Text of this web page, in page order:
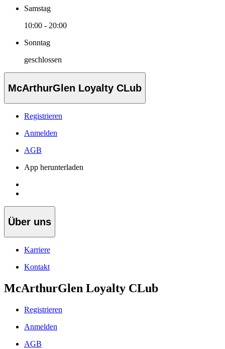
Samstag
10:00 - 20:00
Sonntag
geschlossen
McArthurGlen Loyalty CLub
Registrieren
Anmelden
AGB
App herunterladen
Über uns
Karriere
Kontakt
McArthurGlen Loyalty CLub
Registrieren
Anmelden
AGB